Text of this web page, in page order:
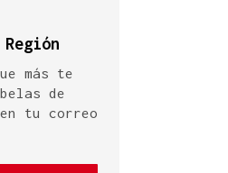
más te
de
tu correo